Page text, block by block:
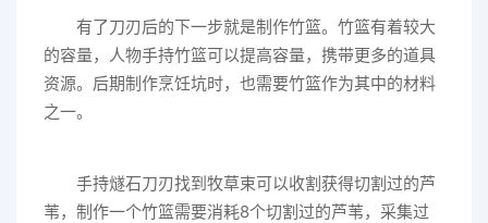
有了刀刃后的下一步就是制作竹篮。竹篮有着较大
的容量，人物手持竹篮可以提高容量，携带更多的道具
资源。后期制作烹饪坑时，也需要竹篮作为其中的材料
之一。
手持燧石刀刃找到牧草束可以收割获得切割过的芦
苇，制作一个竹篮需要消耗8个切割过的芦苇，采集过